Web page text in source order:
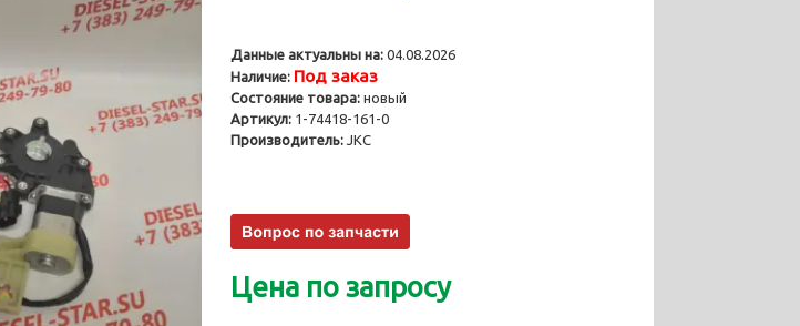
Данные актуальны на: 04.08.2026
Наличие: Под заказ
Состояние товара: новый
Артикул: 1-74418-161-0
Производитель: JKC
Цена по запросу